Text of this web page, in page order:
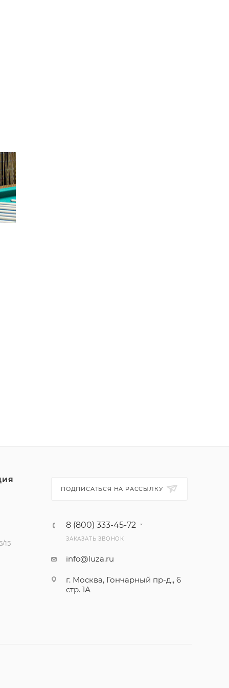
15
ПОДПИСАТЬСЯ НА РАССЫЛКУ
8 (800) 333-45-72
ЗАКАЗАТЬ ЗВОНОК
info@luza.ru
г. Москва, Гончарный пр-д., 6
стр. 1А